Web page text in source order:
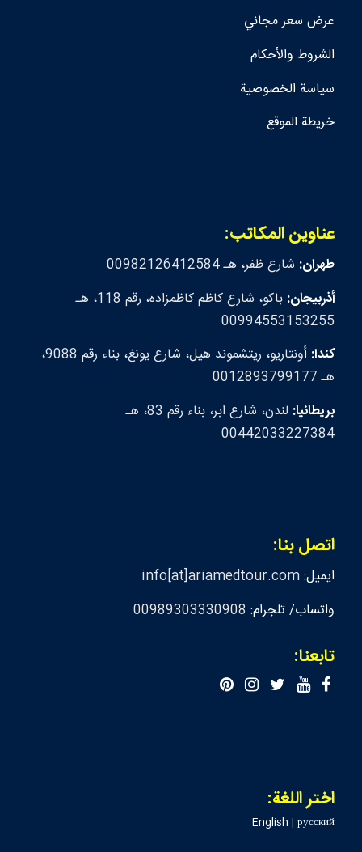
عرض سعر مجاني
الشروط والأحكام
سياسة الخصوصية
خريطة الموقع
عناوين المكاتب:
طهران: شارع ظفر، هـ 00982126412584
أذربيجان:
باكو، شارع كاظم كاظمزاده، رقم 118، هـ
00994553153255
كندا:
أونتاريو، ريتشموند هيل، شارع يونغ، بناء رقم 9088،
هـ 0012893799177
بريطانيا:
لندن، شارع ابر، بناء رقم 83، هـ
00442033227384
اتصل بنا:
ايميل:info[at]ariamedtour.com
واتساب/ تلجرام: 00989303330908
تابعنا:
اختر اللغة:
English |русский